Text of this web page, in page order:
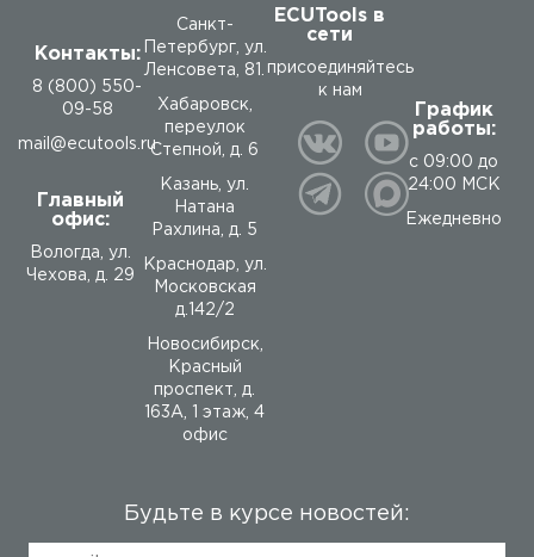
Контакты:
8 (800) 550-
09-58
mail@ecutools.ru
Главный
офис:
Вологда, ул.
Чехова, д. 29
Санкт-
Петербург, ул.
Ленсовета, 81.
Хабаровск,
переулок
Степной, д. 6
Казань, ул.
Натана
Рахлина, д. 5
Краснодар, ул.
Московская
д.142/2
Новосибирск,
Красный
проспект, д.
163А, 1 этаж, 4
офис
ECUTools в
сети
присоединяйтесь
к нам
График
работы:
с 09:00 до
24:00 МСК
Ежедневно
Будьте в курсе новостей: